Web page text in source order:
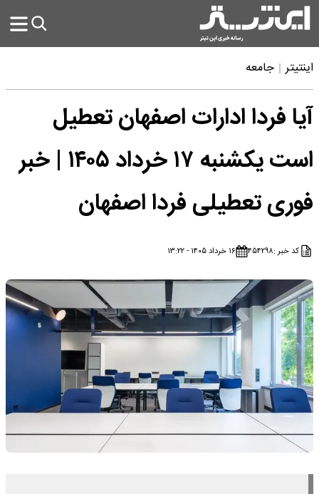
اینتیتر جامعه
آیا فردا ادارات اصفهان تعطیل
است یکشنبه ۱۷ خرداد ۱۴۰۵ | خبر
فوری تعطیلی فردا اصفهان
کد خبر :۴۵۴۲۹۸ ۱۶ خرداد ۱۴۰۵ - ۱۳:۲۲